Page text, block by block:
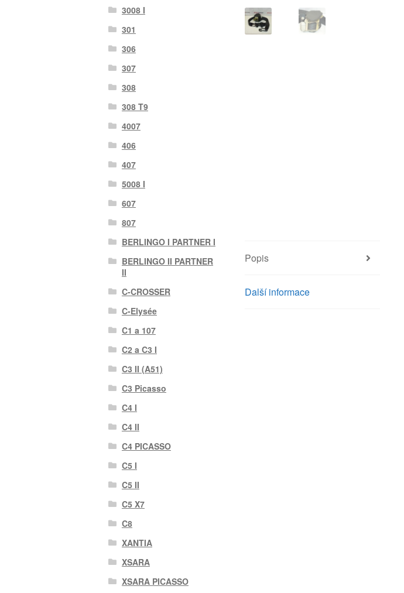
Popis
Další informace
3008 I
301
306
307
308
308 T9
4007
406
407
5008 I
607
807
BERLINGO I PARTNER I
BERLINGO II PARTNER
II
C-CROSSER
C-Elysée
C1 a 107
C2 a C3 I
C3 II (A51)
C3 Picasso
C4 I
C4 II
C4 PICASSO
C5 I
C5 II
C5 X7
C8
XANTIA
XSARA
XSARA PICASSO